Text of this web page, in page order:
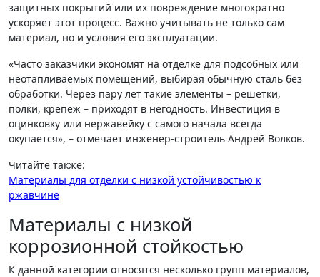
защитных покрытий или их повреждение многократно
ускоряет этот процесс. Важно учитывать не только сам
материал, но и условия его эксплуатации.
«Часто заказчики экономят на отделке для подсобных или
неотапливаемых помещений, выбирая обычную сталь без
обработки. Через пару лет такие элементы – решетки,
полки, крепеж – приходят в негодность. Инвестиция в
оцинковку или нержавейку с самого начала всегда
окупается», – отмечает инженер-строитель Андрей Волков.
Читайте также:
Материалы для отделки с низкой устойчивостью к
ржавчине
Материалы с низкой
коррозионной стойкостью
К данной категории относятся несколько групп материалов,